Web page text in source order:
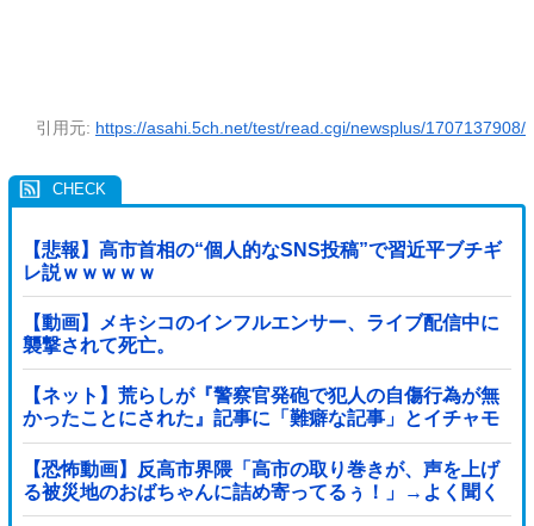
引用元: https://asahi.5ch.net/test/read.cgi/newsplus/1707137908/
【悲報】高市首相の“個人的なSNS投稿”で習近平ブチギ
レ説ｗｗｗｗｗ
【動画】メキシコのインフルエンサー、ライブ配信中に
襲撃されて死亡。
【ネット】荒らしが『警察官発砲で犯人の自傷行為が無
かったことにされた』記事に「難癖な記事」とイチャモ
ン→自傷行為の動画が拡散してマスゴミの偏向報...
【恐怖動画】反高市界隈「高市の取り巻きが、声を上げ
る被災地のおばちゃんに詰め寄ってるぅ！」→よく聞く
と何やらヤバいことを言っていると話題に…